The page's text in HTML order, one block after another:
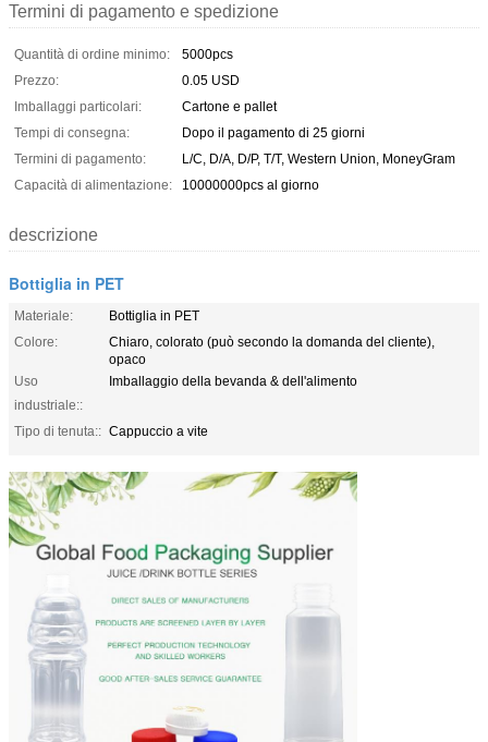
Termini di pagamento e spedizione
Quantità di ordine minimo:
5000pcs
Prezzo:
0.05 USD
Imballaggi particolari:
Cartone e pallet
Tempi di consegna:
Dopo il pagamento di 25 giorni
Termini di pagamento:
L/C, D/A, D/P, T/T, Western Union, MoneyGram
Capacità di alimentazione:
10000000pcs al giorno
descrizione
Bottiglia in PET
Materiale:
Bottiglia in PET
Colore:
Chiaro, colorato (può secondo la domanda del cliente),
opaco
Uso
industriale::
Imballaggio della bevanda & dell'alimento
Tipo di tenuta:: Cappuccio a vite